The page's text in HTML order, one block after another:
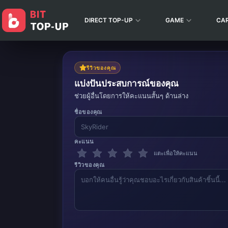
DIRECT TOP-UP GAME
รีวิวของคุณ
แบ่งปันประสบการณ์ของคุณ
ช่วยผู้อื่นโดยการให้คะแนนสั้นๆ ด้านล่าง
ชื่อของคุณ
คะแนน
แตะเพื่อให้คะแนน
รีวิวของคุณ